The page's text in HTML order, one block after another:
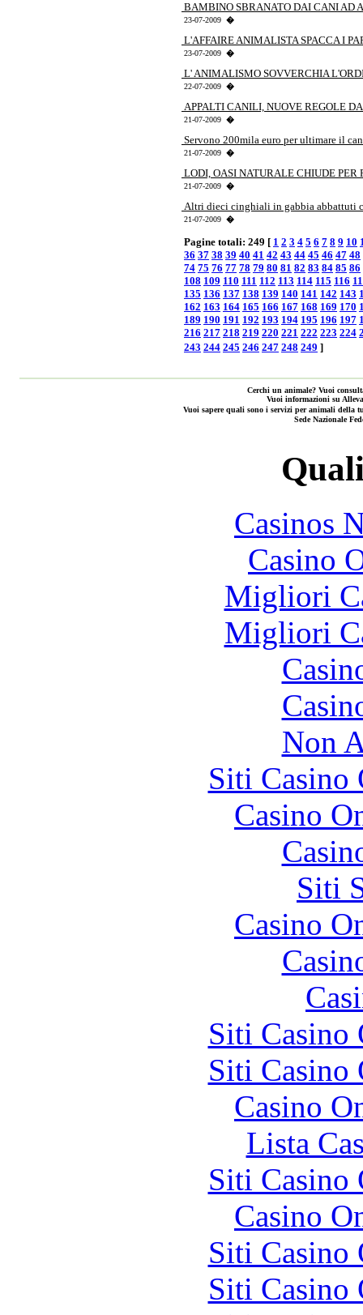
BAMBINO SBRANATO DAI CANI AD
23-07-2009 �
L'AFFAIRE ANIMALISTA SPACCA I
23-07-2009 �
L' ANIMALISMO SOVVERCHIA
22-07-2009 �
APPALTI CANILI, NUOVE REGOLE
21-07-2009 �
Servono 200mila euro per ultimare il
21-07-2009 �
LODI, OASI NATURALE CHIUDE PER
21-07-2009 �
Altri dieci cinghiali in gabbia abbattuti
21-07-2009 �
Pagine totali: 249 [ 1 2 3 4 5 6 7 8 9 10
36 37 38 39 40 41 42 43 44 45 46 47 48
74 75 76 77 78 79 80 81 82 83 84 85 86
108 109 110 111 112 113 114 115 116
135 136 137 138 139 140 141 142 143
162 163 164 165 166 167 168 169 170
189 190 191 192 193 194 195 196 197
216 217 218 219 220 221 222 223 224
243 244 245 246 247 248 249 ]
Cerchi un animale? Vuoi
Vuoi informazioni su
Vuoi sapere quali sono i servizi per animali
Sede Nazionale
Casinos
Casino
Migliori
Migliori
Non
Siti Casino
Casino
Siti
Casino
Siti Casino
Siti Casino
Casino
Lista
Siti Casino
Casino
Siti Casino
Siti Casino